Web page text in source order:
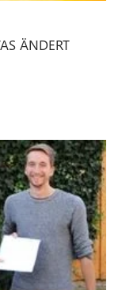
ÄNDERT